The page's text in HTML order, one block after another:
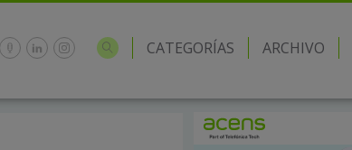
CATEGORÍAS ARCHIVO